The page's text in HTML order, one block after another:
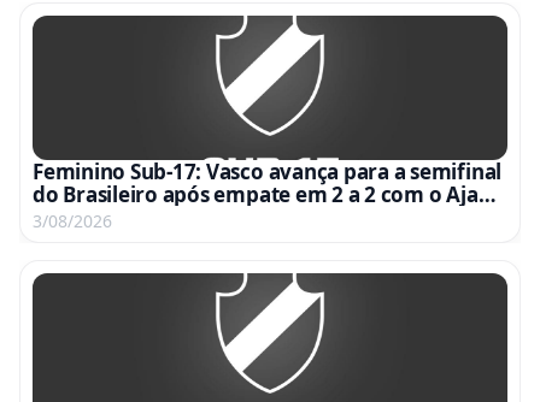
Feminino Sub-17: Vasco avança para a semifinal
do Brasileiro após empate em 2 a 2 com o Ajap
no Nivaldo Pereira
3/08/2026